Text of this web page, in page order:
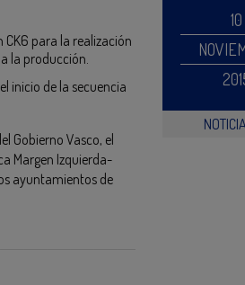
para la realización
la producción.
inicio de la secuencia
Gobierno Vasco, el
Margen Izquierda-
ayuntamientos de
10